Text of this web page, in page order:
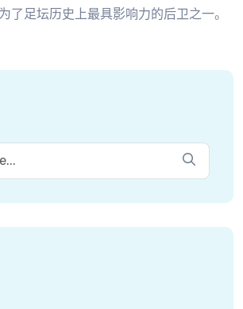
了足坛历史上最具影响力的后卫之一。